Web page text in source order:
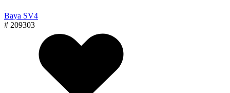
Baya SV4
# 209303